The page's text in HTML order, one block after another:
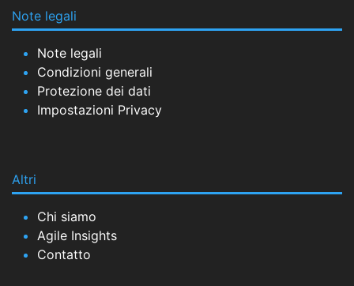
Note legali
Note legali
Condizioni generali
Protezione dei dati
Impostazioni Privacy
Altri
Chi siamo
Agile Insights
Contatto